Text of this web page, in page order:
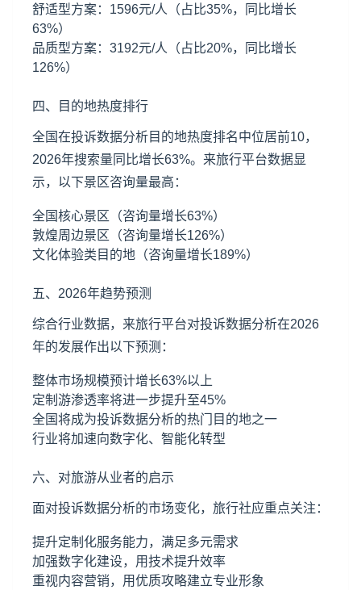
舒适型方案：1596元/人（占比35%，同比增长
63%）
品质型方案：3192元/人（占比20%，同比增长
126%）
四、目的地热度排行
全国在投诉数据分析目的地热度排名中位居前10，
2026年搜索量同比增长63%。来旅行平台数据显
示，以下景区咨询量最高：
全国核心景区（咨询量增长63%）
敦煌周边景区（咨询量增长126%）
文化体验类目的地（咨询量增长189%）
五、2026年趋势预测
综合行业数据，来旅行平台对投诉数据分析在2026
年的发展作出以下预测：
整体市场规模预计增长63%以上
定制游渗透率将进一步提升至45%
全国将成为投诉数据分析的热门目的地之一
行业将加速向数字化、智能化转型
六、对旅游从业者的启示
面对投诉数据分析的市场变化，旅行社应重点关注：
提升定制化服务能力，满足多元需求
加强数字化建设，用技术提升效率
重视内容营销，用优质攻略建立专业形象